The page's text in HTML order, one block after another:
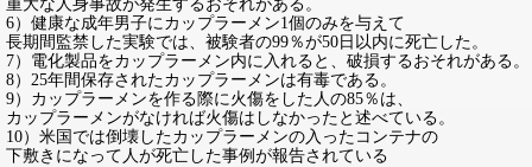
重大な人身事故が発生するおそれがある。
6）健康な成年男子にカップラーメン1個のみを与えて
長期間監禁した実験では、被験者の99％が50日以内に死亡した。
7）電化製品をカップラーメン内に入れると、破損するおそれがある。
8）25年間保存されたカップラーメンは有毒である。
9）カップラーメンを作る際に火傷をした人の85％は、
カップラーメンがなければ火傷はしなかったと述べている。
10）米国では倒壊したカップラーメンの入ったコンテナの
下敷きになって人が死亡した事例が報告されている